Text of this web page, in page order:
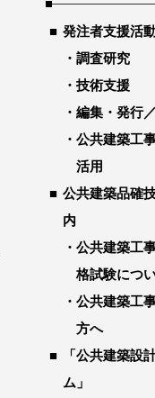
発注者支援活
調査研究
技術支援
編集・発行
公共建築工
活用
公共建築品確
内
公共建築工
格試験につ
公共建築工
方へ
「公共建築設
ム」